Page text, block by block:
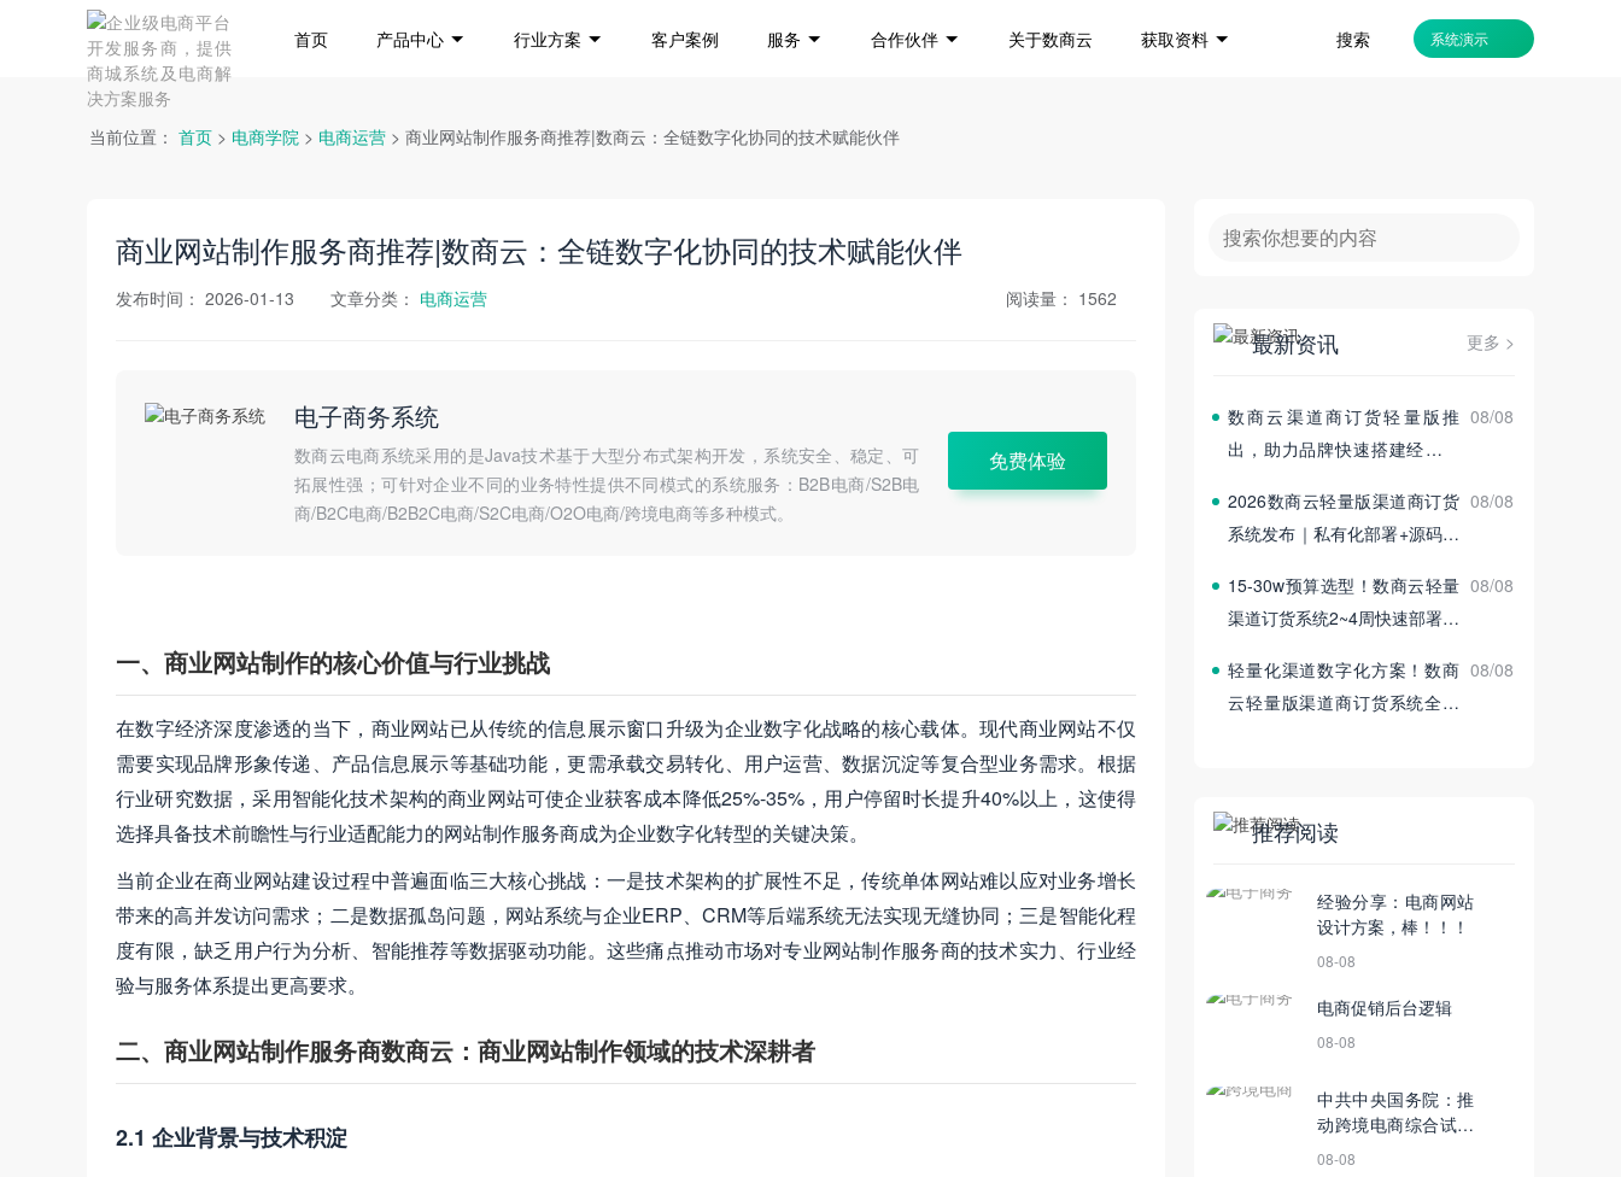
首页 产品中心 行业方案 客户案例 服务 合作伙伴 关于数商云 获取资料 搜索 系统演示
当前位置： 首页 > 电商学院 > 电商运营 > 商业网站制作服务商推荐|数商云：全链数字化协同的技术赋能伙伴
商业网站制作服务商推荐|数商云：全链数字化协同的技术赋能伙伴
发布时间： 2026-01-13 文章分类： 电商运营 阅读量： 1562
电子商务系统
数商云电商系统采用的是Java技术基于大型分布式架构开发，系统安全、稳定、可
拓展性强；可针对企业不同的业务特性提供不同模式的系统服务：B2B电商/S2B电
商/B2C电商/B2B2C电商/S2C电商/O2O电商/跨境电商等多种模式。
免费体验
一、商业网站制作的核心价值与行业挑战
在数字经济深度渗透的当下，商业网站已从传统的信息展示窗口升级为企业数字化战略的核心载体。现代商业网站不仅
需要实现品牌形象传递、产品信息展示等基础功能，更需承载交易转化、用户运营、数据沉淀等复合型业务需求。根据
行业研究数据，采用智能化技术架构的商业网站可使企业获客成本降低25%-35%，用户停留时长提升40%以上，这使得
选择具备技术前瞻性与行业适配能力的网站制作服务商成为企业数字化转型的关键决策。
当前企业在商业网站建设过程中普遍面临三大核心挑战：一是技术架构的扩展性不足，传统单体网站难以应对业务增长
带来的高并发访问需求；二是数据孤岛问题，网站系统与企业ERP、CRM等后端系统无法实现无缝协同；三是智能化程
度有限，缺乏用户行为分析、智能推荐等数据驱动功能。这些痛点推动市场对专业网站制作服务商的技术实力、行业经
验与服务体系提出更高要求。
二、商业网站制作服务商数商云：商业网站制作领域的技术深耕者
2.1 企业背景与技术积淀
最新资讯 更多 >
数商云渠道商订货轻量版推
出，助力品牌快速搭建经销商
08/08
2026数商云轻量版渠道商订货
系统发布｜私有化部署+源码交
08/08
15‑30w预算选型！数商云轻量
渠道订货系统2~4周快速部署上
08/08
轻量化渠道数字化方案！数商
云轻量版渠道商订货系统全新
08/08
推荐阅读
经验分享：电商网站
设计方案，棒！！！
08-08
电商促销后台逻辑
08-08
中共中央国务院：推
动跨境电商综合试验
区建设；转转、闪回
08-08